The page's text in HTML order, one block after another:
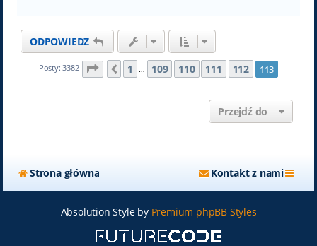
ODPOWIEDZ
Posty: 3382 Strona 113 z113
Poprzednia
1 … 109 110 111 112 113
Przejdź do
Strona główna Kontakt z nami
Absolution Style by Premium phpBB Styles